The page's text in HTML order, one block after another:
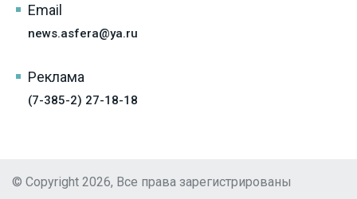
Email
news.asfera@ya.ru
Реклама
(7-385-2) 27-18-18
© Copyright 2026, Все права зарегистрированы